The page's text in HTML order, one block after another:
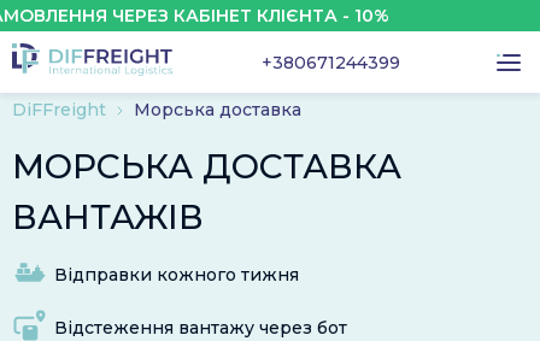
КАБІНЕТ КЛІЄНТА - 10%
+380671244399
DiFFreight Морська доставка
МОРСЬКА ДОСТАВКА
ВАНТАЖІВ
Відправки кожного тижня
Відстеження вантажу через бот